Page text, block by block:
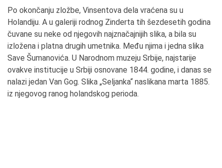
Po okončanju zložbe, Vinsentova dela vraćena su u
Holandiju. A u galeriji rodnog Zinderta tih šezdesetih godina
čuvane su neke od njegovih najznačajnijih slika, a bila su
izložena i platna drugih umetnika. Među njima i jedna slika
Save Šumanovića. U Narodnom muzeju Srbije, najstarije
ovakve institucije u Srbiji osnovane 1844. godine, i danas se
nalazi jedan Van Gog. Slika „Seljanka“ naslikana marta 1885.
iz njegovog ranog holandskog perioda.